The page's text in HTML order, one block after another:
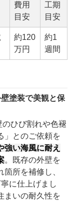
費用
目安
工期
目安
約120
万円
約1
週間
塗装で美観と保
ひび割れや色褪
」とのご依頼を
強い海風に耐え
。既存の外壁を
所を補修し、
に仕上げまし
まいの耐久性を